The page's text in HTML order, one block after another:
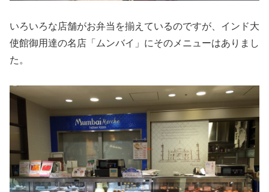
いろいろな店舗がお弁当を揃えているのですが、インド大
使館御用達の名店「ムンバイ」にそのメニューはありまし
た。